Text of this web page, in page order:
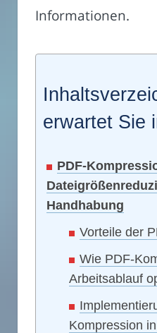
Informationen.
erwartet Sie
PDF-
Handhabung
Vorteile der
Wie PDF-
Arbeitsablauf
Kompression